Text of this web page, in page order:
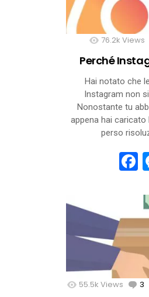
76.2k Views
Perché
Hai notato che
Instagram non
Nonostante tu
appena hai
perso
55.5k Views 3